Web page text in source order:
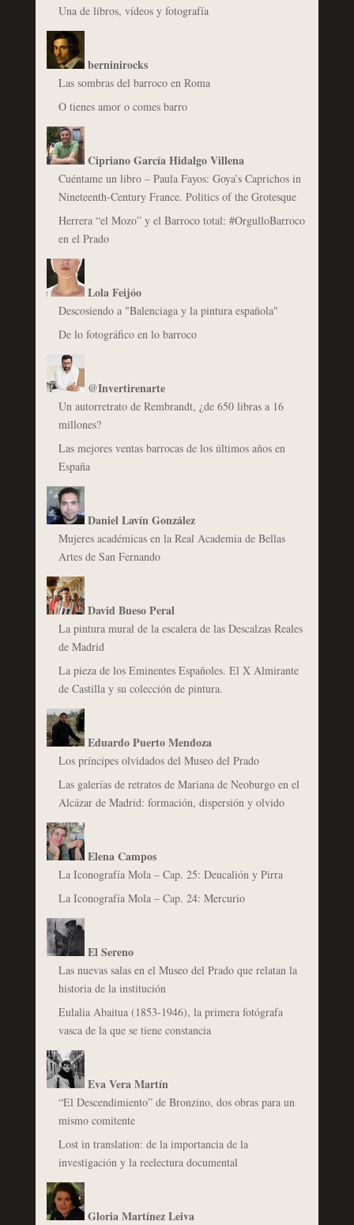
Una de libros, vídeos y fotografía
berninirocks
Las sombras del barroco en Roma
O tienes amor o comes barro
Cipriano García Hidalgo Villena
Cuéntame un libro – Paula Fayos: Goya’s Caprichos in
Nineteenth-Century France. Politics of the Grotesque
Herrera “el Mozo” y el Barroco total: #OrgulloBarroco
en el Prado
Lola Feijóo
Descosiendo a "Balenciaga y la pintura española"
De lo fotográfico en lo barroco
@Invertirenarte
Un autorretrato de Rembrandt, ¿de 650 libras a 16
millones?
Las mejores ventas barrocas de los últimos años en
España
Daniel Lavín González
Mujeres académicas en la Real Academia de Bellas
Artes de San Fernando
David Bueso Peral
La pintura mural de la escalera de las Descalzas Reales
de Madrid
La pieza de los Eminentes Españoles. El X Almirante
de Castilla y su colección de pintura.
Eduardo Puerto Mendoza
Los príncipes olvidados del Museo del Prado
Las galerías de retratos de Mariana de Neoburgo en el
Alcázar de Madrid: formación, dispersión y olvido
Elena Campos
La Iconografía Mola – Cap. 25: Deucalión y Pirra
La Iconografía Mola – Cap. 24: Mercurio
El Sereno
Las nuevas salas en el Museo del Prado que relatan la
historia de la institución
Eulalia Abaitua (1853-1946), la primera fotógrafa
vasca de la que se tiene constancia
Eva Vera Martín
“El Descendimiento” de Bronzino, dos obras para un
mismo comitente
Lost in translation: de la importancia de la
investigación y la reelectura documental
Gloria Martínez Leiva